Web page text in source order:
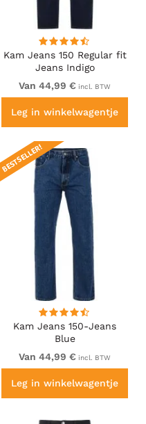
Kam Jeans 150 Regular fit
Jeans Indigo
Van 44,99 € incl. BTW
Leg in winkelwagentje
Kam Jeans 150-Jeans
Blue
BESTSELLER!
Van 44,99 € incl. BTW
Leg in winkelwagentje